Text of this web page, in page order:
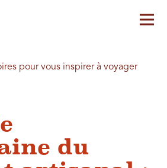
pour vous inspirer à voyager
du